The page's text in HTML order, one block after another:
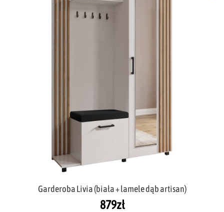
Garderoba Livia (biała + lamele dąb artisan)
879zł